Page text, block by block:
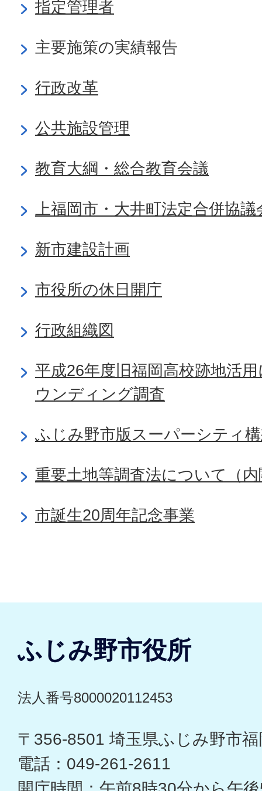
指定管理者
主要施策の実績報告
行政改革
公共施設管理
教育大綱・総合教育会議
上福岡市・大井町法定合併協議
新市建設計画
市役所の休日開庁
行政組織図
平成26年度旧福岡高校跡地活
ウンディング調査
ふじみ野市版スーパーシティ
重要土地等調査法について（
市誕生20周年記念事業
ふじみ野市役所
法人番号8000020112453
〒356-8501 埼玉県ふじみ野市
電話：049-261-2611